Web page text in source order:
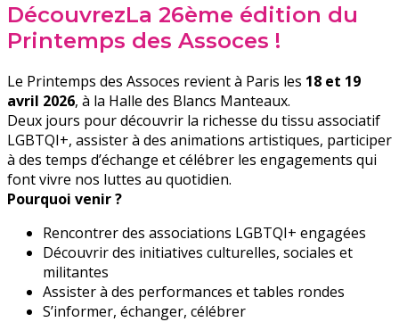
DécouvrezLa 26ème édition du
Printemps des Assoces !
Le Printemps des Assoces revient à Paris les 18 et 19
avril 2026, à la Halle des Blancs Manteaux.
Deux jours pour découvrir la richesse du tissu associatif
LGBTQI+, assister à des animations artistiques, participer
à des temps d’échange et célébrer les engagements qui
font vivre nos luttes au quotidien.
Pourquoi venir ?
Rencontrer des associations LGBTQI+ engagées
Découvrir des initiatives culturelles, sociales et
militantes
Assister à des performances et tables rondes
S’informer, échanger, célébrer